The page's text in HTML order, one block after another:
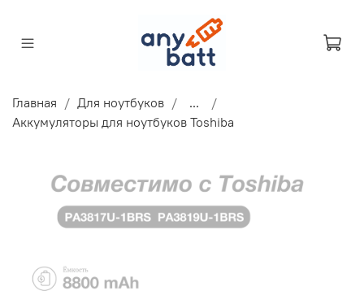
Главная Для ноутбуков
...
Аккумуляторы для ноутбуков Toshiba